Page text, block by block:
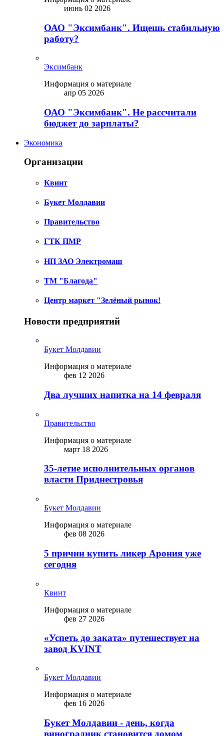
июнь 02 2026
ОАО "Эксимбанк". Ищешь стабильную
работу?
Эксимбанк
Информация о материале
апр 05 2026
ОАО "Эксимбанк". Не рассчитали
бюджет до зарплаты?
Экономика
Организации
Квинт
Букет Молдавии
Правительство
ГТК ПМР
НП ЗАО Электромаш
ТМ "Благода"
Центр маркет "Зелёный рынок!
Новости предприятий
Букет Молдавии
Информация о материале
фев 12 2026
Два лучших напитка на 14 февраля
Правительство
Информация о материале
март 18 2026
35-летие исполнительных органов
власти Приднестровья
Букет Молдавии
Информация о материале
фев 08 2026
5 причин купить ликep Арония уже
сегодня
Квинт
Информация о материале
фев 27 2026
«Успеть до заката» путешествует на
завод KVINT
Букет Молдавии
Информация о материале
фев 16 2026
Букет Молдавии - день, когда
виноградник становится домом